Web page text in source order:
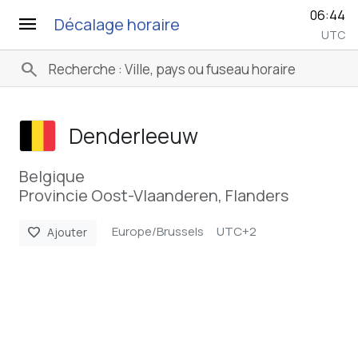
menu Décalage horaire 06:44
UTC
search
Denderleeuw
Belgique
Provincie Oost-Vlaanderen, Flanders
favorite Ajouter Europe/Brussels UTC+2